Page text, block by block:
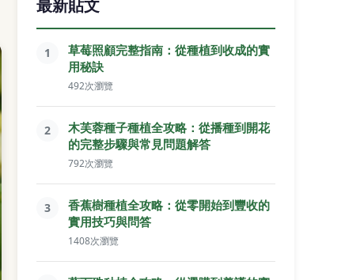
最新貼文
1
草莓照顧完整指南：從種植到收成的實
用秘訣
492次瀏覽
2
木芙蓉種子種植全攻略：從播種到開花
的完整步驟與常見問題解答
792次瀏覽
3
香蕉樹種植全攻略：從零開始到豐收的
實用技巧與問答
1408次瀏覽